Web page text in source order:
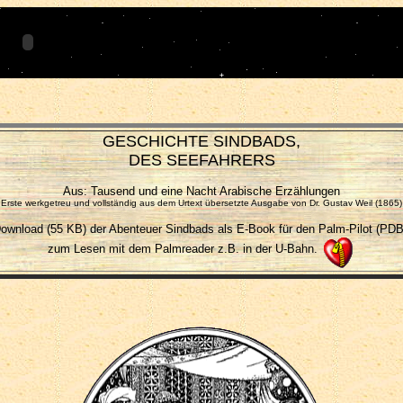
GESCHICHTE SINDBADS,
DES SEEFAHRERS
Aus: Tausend und eine Nacht Arabische Erzählungen
Erste werkgetreu und vollständig aus dem Urtext übersetzte Ausgabe von Dr. Gustav Weil (1865)
(55 KB) der Abenteuer Sindbads als E-Book für den Palm-Pilot
zum Lesen mit dem Palmreader z.B. in der U-Bahn.